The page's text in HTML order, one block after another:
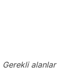
Gerekli alanlar